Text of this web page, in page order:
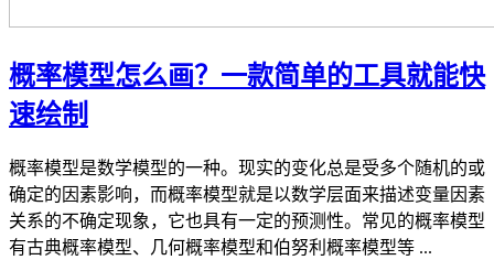
概率模型怎么画？一款简单的工具就能快
速绘制
概率模型是数学模型的一种。现实的变化总是受多个随机的或
确定的因素影响，而概率模型就是以数学层面来描述变量因素
关系的不确定现象，它也具有一定的预测性。常见的概率模型
有古典概率模型、几何概率模型和伯努利概率模型等 ...